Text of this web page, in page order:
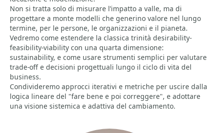
Non si tratta solo di misurare l’impatto a valle, ma di
progettare a monte modelli che generino valore nel lungo
termine, per le persone, le organizzazioni e il pianeta.
Vedremo come estendere la classica trinità desirability-
feasibility-viability con una quarta dimensione:
sustainability, e come usare strumenti semplici per valutare
trade-off e decisioni progettuali lungo il ciclo di vita del
business.
Condivideremo approcci iterativi e metriche per uscire dalla
logica lineare del "fare bene e poi correggere", e adottare
una visione sistemica e adattiva del cambiamento.